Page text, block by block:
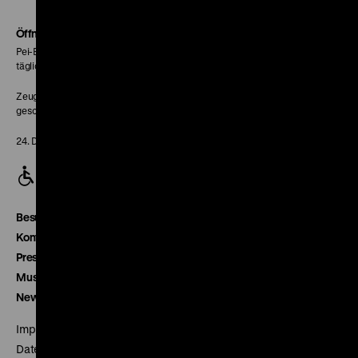
Öffnungszeiten
Pei-Bau:
täglich 10-18 Uhr
Zeughaus:
geschlossen
24. Dezember geschlossen
Besucherservice
Kontakt
Presse
Museumsverein
Newsletter
Impressum
Datenschutz